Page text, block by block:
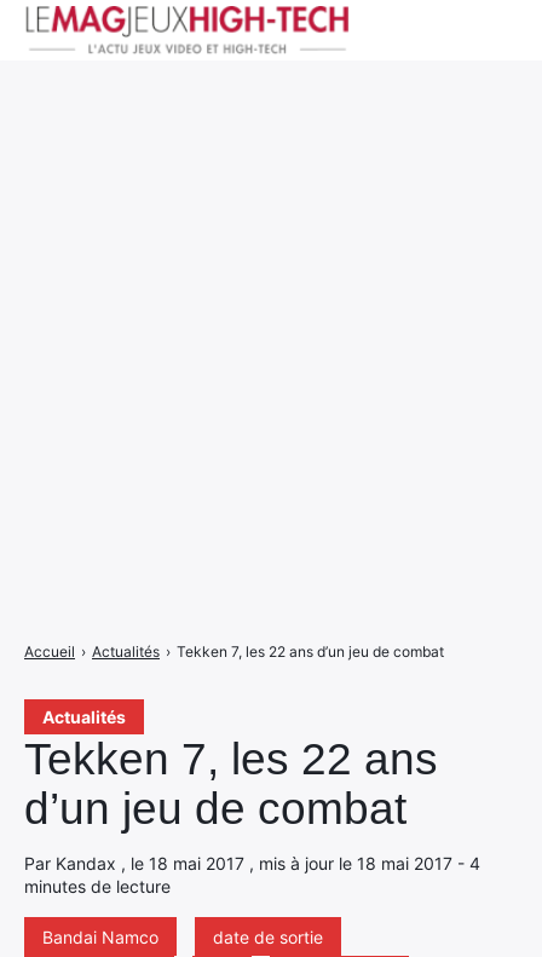
Actualités
Tekken 7, les 22 ans
d’un jeu de combat
Par Kandax , le 18 mai 2017 , mis à jour le 18 mai 2017 - 4
minutes de lecture
Bandai Namco
date de sortie
Accueil › Actualités › Tekken 7, les 22 ans d’un jeu de combat